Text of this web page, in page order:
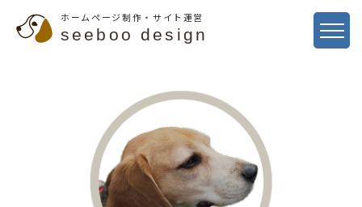
ホームページ制作・サイト運営
seeboo design